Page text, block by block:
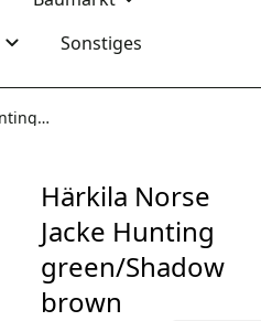
Sonstiges
Härkila Norse Jacke Hunting green/Shadow brown
Härkila Norse
Jacke Hunting
green/Shadow
brown